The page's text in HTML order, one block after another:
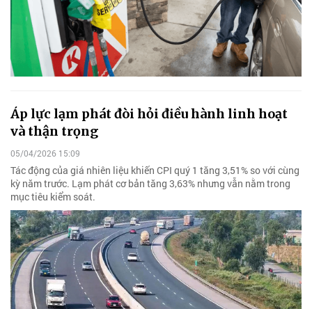
Áp lực lạm phát đòi hỏi điều hành linh hoạt
và thận trọng
05/04/2026 15:09
Tác động của giá nhiên liệu khiến CPI quý 1 tăng 3,51% so với cùng
kỳ năm trước. Lạm phát cơ bản tăng 3,63% nhưng vẫn nằm trong
mục tiêu kiểm soát.